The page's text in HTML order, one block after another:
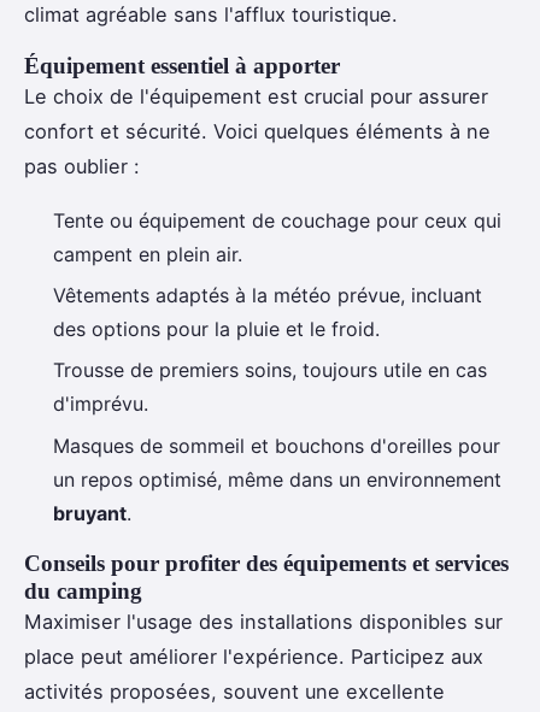
climat agréable sans l'afflux touristique.
Équipement essentiel à apporter
Le choix de l'équipement est crucial pour assurer
confort et sécurité. Voici quelques éléments à ne
pas oublier :
Tente ou équipement de couchage pour ceux qui
campent en plein air.
Vêtements adaptés à la météo prévue, incluant
des options pour la pluie et le froid.
Trousse de premiers soins, toujours utile en cas
d'imprévu.
Masques de sommeil et bouchons d'oreilles pour
un repos optimisé, même dans un environnement
bruyant.
Conseils pour profiter des équipements et services
du camping
Maximiser l'usage des installations disponibles sur
place peut améliorer l'expérience. Participez aux
activités proposées, souvent une excellente